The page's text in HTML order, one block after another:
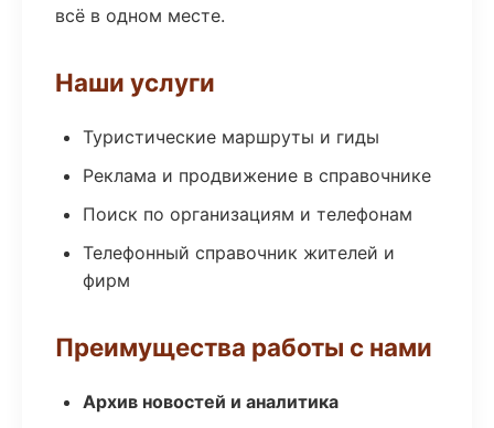
всё в одном месте.
Наши услуги
Туристические маршруты и гиды
Реклама и продвижение в справочнике
Поиск по организациям и телефонам
Телефонный справочник жителей и
фирм
Преимущества работы с нами
Архив новостей и аналитика